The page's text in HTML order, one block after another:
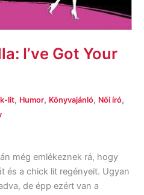
I’ve Got Your
lit, Humor, Könyvajánló, Női író,
még emlékeznek rá, hogy
és a chick lit regényeit. Ugyan
de épp ezért van a